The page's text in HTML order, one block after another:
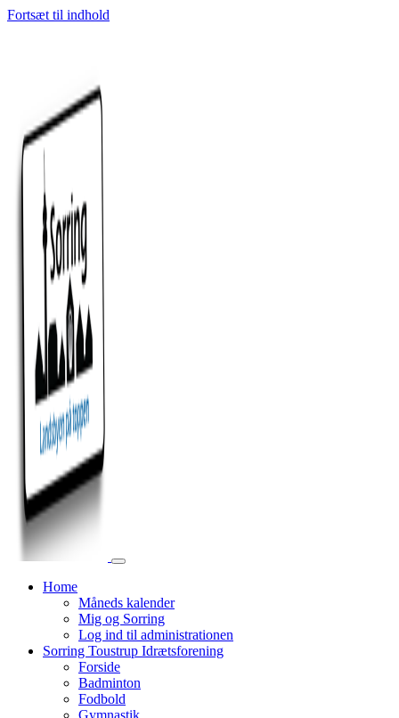
Fortsæt til indhold
Home
Måneds kalender
Mig og Sorring
Log ind til administrationen
Sorring Toustrup Idrætsforening
Forside
Badminton
Fodbold
Gymnastik